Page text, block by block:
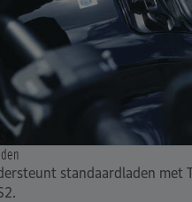
standaardladen met